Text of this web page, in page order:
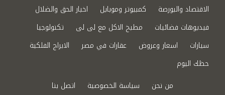
الاقتصاد والبورصة
كمبيوتر وموبايل
اخبار الحق والضلال
فيديوهات فضائيات
مطبخ الاكل مع لى لى
تكنولوجيا
سيارات
اسعار وعروض عقارات في مصر
الابراج الفلكية
حظك اليوم
من نحن
سياسة الخصوصية اتصل بنا